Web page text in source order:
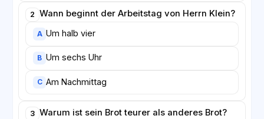
2 Wann beginnt der Arbeitstag von Herrn Klein?
A Um halb vier
B Um sechs Uhr
C Am Nachmittag
3 Warum ist sein Brot teurer als anderes Brot?